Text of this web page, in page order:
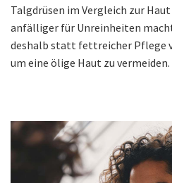
Talgdrüsen im Vergleich zur Haut
anfälliger für Unreinheiten
deshalb statt fettreicher Pflege
um eine ölige Haut zu vermeiden.